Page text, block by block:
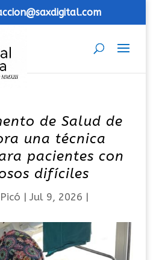
de Salud de
una técnica
pacientes con
difíciles
| Jul 9, 2026 |